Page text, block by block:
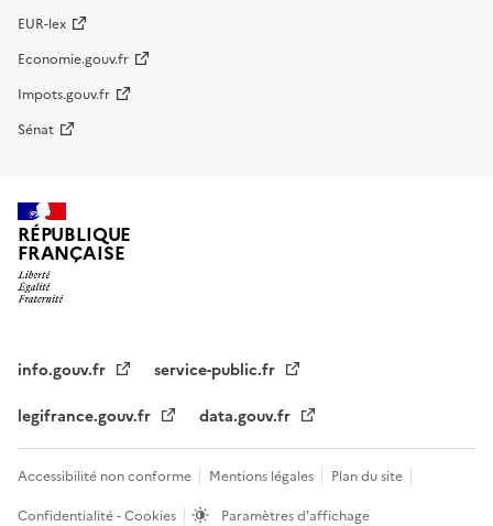
EUR-lex
Economie.gouv.fr
Impots.gouv.fr
Sénat
RÉPUBLIQUE
FRANÇAISE
info.gouv.fr
service-public.fr
legifrance.gouv.fr
data.gouv.fr
Accessibilité non conforme Mentions légales
Plan du site
Confidentialité - Cookies
Paramètres d'affichage